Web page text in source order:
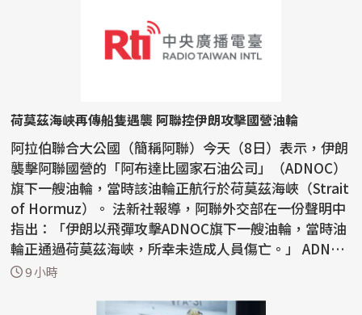
荷莫茲海峽再傳船隻遇襲 阿聯控伊朗攻擊國營油輪
阿拉伯聯合大公國（簡稱阿聯）今天（8日）表示，伊朗
襲擊阿聯國營的「阿布達比國家石油公司」（ADNOC）
旗下一艘油輪，當時該油輪正航行於荷莫茲海峽（Strait
of Hormuz）。 法新社報導，阿聯外交部在一份聲明中
指出：「伊朗以飛彈攻擊ADNOC旗下一艘油輪，當時油
輪正通過荷莫茲海峽，所幸未造成人員傷亡。」 ADNOC
昨...9 小時